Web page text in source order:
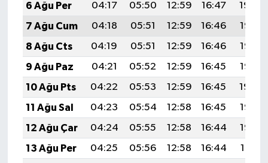
6 Ağu Per
04:17 05:50 12:59 16:47
19:59
7 Ağu Cum
04:18 05:51 12:59 16:46
19:57
8 Ağu Cts
04:19 05:51 12:59 16:46
19:56
9 Ağu Paz
04:21 05:52 12:59 16:45
19:55
10 Ağu Pts
04:22 05:53 12:59 16:45
19:54
11 Ağu Sal
04:23 05:54 12:58 16:45
19:53
12 Ağu Çar
04:24 05:55 12:58 16:44
19:52
13 Ağu Per
04:25 05:56 12:58 16:44
19:51